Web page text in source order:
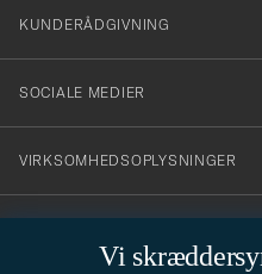
Vi
nyhetsbrev!
KUNDERÅDGIVNING
SOCIALE MEDIER
VIRKSOMHEDSOPLYSNINGER